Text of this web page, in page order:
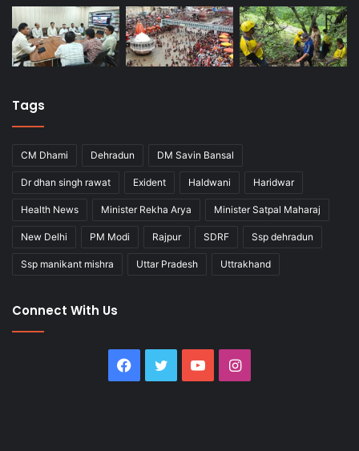
Tags
CM Dhami Dehradun DM Savin Bansal
Dr dhan singh rawat Exident Haldwani Haridwar
Health News Minister Rekha Arya Minister Satpal Maharaj
New Delhi PM Modi Rajpur SDRF Ssp dehradun
Ssp manikant mishra Uttar Pradesh Uttrakhand
Connect With Us
Facebook
Twitter YouTubeInstagram